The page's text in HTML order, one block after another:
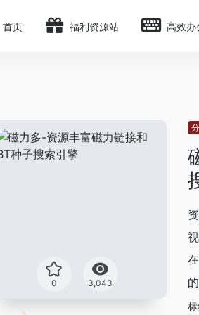
首页 福利资源站 高效办
0 3,043